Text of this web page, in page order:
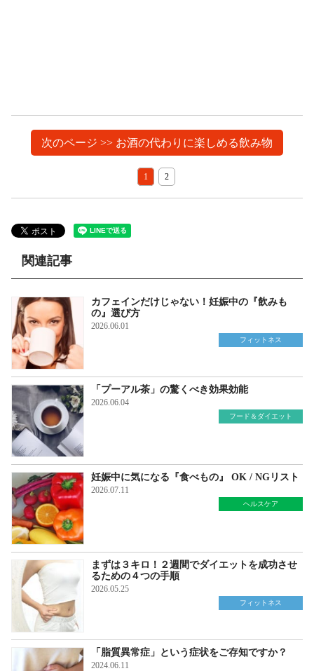
次のページ >> お酒の代わりに楽しめる飲み物
1 2
関連記事
カフェインだけじゃない！妊娠中の『飲みも
の』選び方
2026.06.01
フィットネス
「プーアル茶」の驚くべき効果効能
2026.06.04
フード＆ダイエット
妊娠中に気になる『食べもの』 OK / NGリスト
2026.07.11
ヘルスケア
まずは３キロ！２週間でダイエットを成功させ
るための４つの手順
2026.05.25
フィットネス
「脂質異常症」という症状をご存知ですか？
2024.06.11